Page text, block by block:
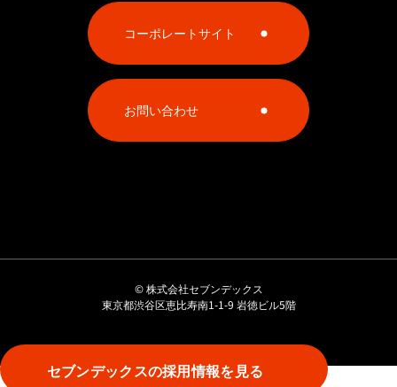
コーポレートサイト
お問い合わせ
©株式会社セブンデックス
東京都渋谷区恵比寿南1-1-9 岩徳ビル5階
セブンデックスの採用情報を見る